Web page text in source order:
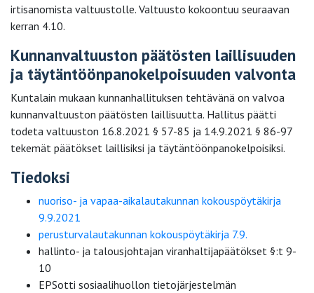
irtisanomista valtuustolle. Valtuusto kokoontuu seuraavan
kerran 4.10.
Kunnanvaltuuston päätösten laillisuuden
ja täytäntöönpanokelpoisuuden valvonta
Kuntalain mukaan kunnanhallituksen tehtävänä on valvoa
kunnanvaltuuston päätösten laillisuutta. Hallitus päätti
todeta valtuuston 16.8.2021 § 57-85 ja 14.9.2021 § 86-97
tekemät päätökset laillisiksi ja täytäntöönpanokelpoisiksi.
Tiedoksi
nuoriso- ja vapaa-aikalautakunnan kokouspöytäkirja
9.9.2021
perusturvalautakunnan kokouspöytäkirja 7.9.
hallinto- ja talousjohtajan viranhaltijapäätökset §:t 9-
10
EPSotti sosiaalihuollon tietojärjestelmän